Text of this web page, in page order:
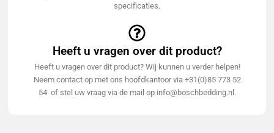
specificaties.
Heeft u vragen over dit product?
Heeft u vragen over dit product? Wij kunnen u verder helpen!
Neem contact op met ons hoofdkantoor via +31(0)85 773 52
54 of stel uw vraag via de mail op info@boschbedding.nl.